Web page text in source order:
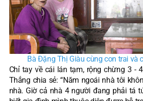
Bà Đặng Thị Giàu cùng con trai và
Chỉ tay về cái lán tạm, rộng chừng 3 -
Thắng chia sẻ: “Năm ngoái nhà tôi
nhà. Giờ cả nhà 4 người đang phải tá